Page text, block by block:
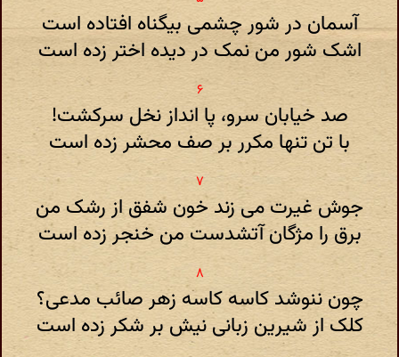
آسمان در شور چشمی بیگناه افتاده است
اشک شور من نمک در دیده اختر زده است
صد خیابان سرو، پا انداز نخل سرکشت!
با تن تنها مکرر بر صف محشر زده است
جوش غیرت می زند خون شفق از رشک من
برق را مژگان آتشدست من خنجر زده است
چون ننوشد کاسه کاسه زهر صائب مدعی؟
کلک از شیرین زبانی نیش بر شکر زده است